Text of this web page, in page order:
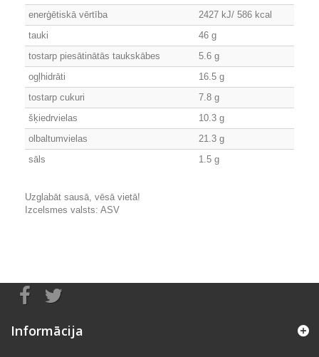
enerģētiskā vērtība
2427 kJ/ 586 kcal
tauki
46 g
tostarp piesātinātās taukskābes
5.6 g
ogļhidrāti
16.5 g
tostarp cukuri
7.8 g
šķiedrvielas
10.3 g
olbaltumvielas
21.3 g
sāls
1.5 g
Uzglabāt sausā, vēsā vietā!
Izcelsmes valsts: ASV
Informācija